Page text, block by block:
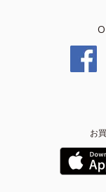
お